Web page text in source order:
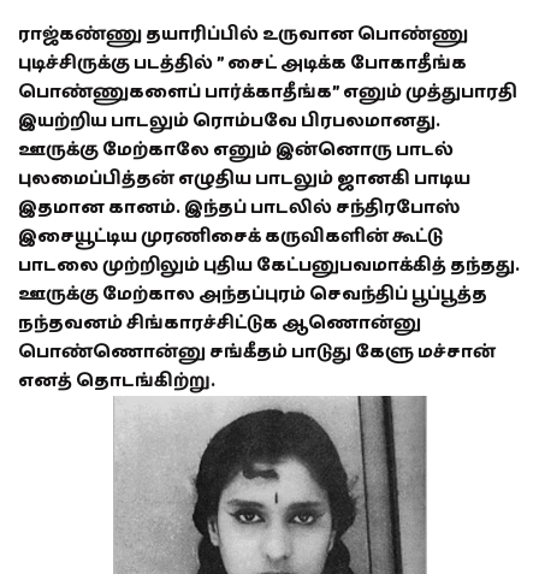
ராஜ்கண்ணு தயாரிப்பில் உருவான பொண்ணு
புடிச்சிருக்கு படத்தில் ” சைட் அடிக்க போகாதீங்க
பொண்ணுகளைப் பார்க்காதீங்க” எனும் முத்துபாரதி
இயற்றிய பாடலும் ரொம்பவே பிரபலமானது.
ஊருக்கு மேற்காலே எனும் இன்னொரு பாடல்
புலமைப்பித்தன் எழுதிய பாடலும் ஜானகி பாடிய
இதமான கானம். இந்தப் பாடலில் சந்திரபோஸ்
இசையூட்டிய முரணிசைக் கருவிகளின் கூட்டு
பாடலை முற்றிலும் புதிய கேட்பனுபவமாக்கித் தந்தது.
ஊருக்கு மேற்கால அந்தப்புரம் செவந்திப் பூப்பூத்த
நந்தவனம் சிங்காரச்சிட்டுக ஆணொன்னு
பொண்ணொன்னு சங்கீதம் பாடுது கேளு மச்சான்
எனத் தொடங்கிற்று.